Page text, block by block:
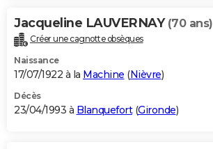
Jacqueline LAUVERNAY (70 ans)
Créer une cagnotte obsèques
Naissance
17/07/1922 à la Machine (Nièvre)
Décès
23/04/1993 à Blanquefort(Gironde)